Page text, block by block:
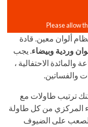
ألوان معين. قادة
وردية وبيضاء. يجب
والمائدة الاحتفالية ،
والفساتين.
ترتيب طاولات مع
المركزي من كل طاولة
على الضيوف